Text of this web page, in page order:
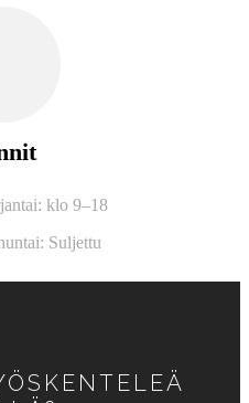
klo 9–18
Suljettu